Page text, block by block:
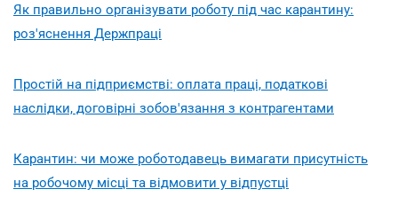
Як правильно організувати роботу під час карантину:
роз'яснення Держпраці
Простій на підприємстві: оплата праці, податкові
наслідки, договірні зобов'язання з контрагентами
Карантин: чи може роботодавець вимагати присутність
на робочому місці та відмовити у відпустці